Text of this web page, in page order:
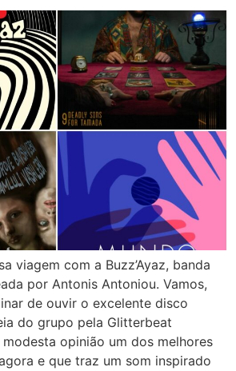
viagem com a Buzz’Ayaz, banda
por Antonis Antoniou. Vamos,
de ouvir o excelente disco
do grupo pela Glitterbeat
modesta opinião um dos melhores
e que traz um som inspirado